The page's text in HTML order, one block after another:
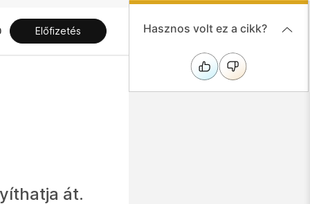
Előfizetés
át.
Hasznos volt ez a cikk?